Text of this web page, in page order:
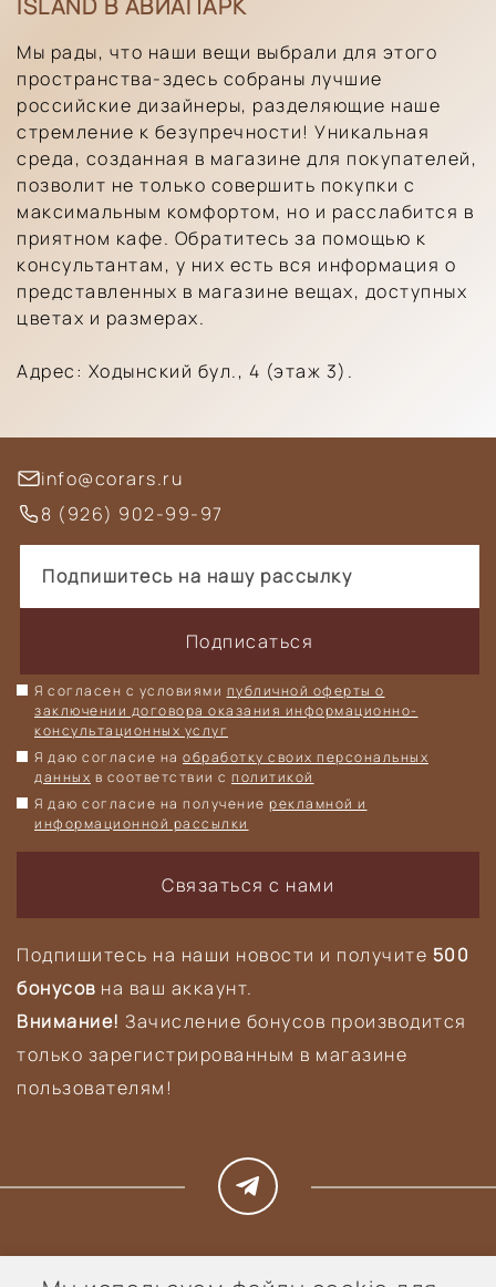
Мы рады, что наши вещи выбрали для этого
пространства-здесь собраны лучшие
российские дизайнеры, разделяющие наше
стремление к безупречности! Уникальная
среда, созданная в магазине для покупателей,
позволит не только совершить покупки с
максимальным комфортом, но и расслабится в
приятном кафе. Обратитесь за помощью к
консультантам, у них есть вся информация о
представленных в магазине вещах, доступных
цветах и размерах.
Адрес: Ходынский бул., 4 (этаж 3).
info@corars.ru
8 (926) 902-99-97
Подписаться
Я согласен с условиями публичной оферты о
заключении договора оказания информационно-
консультационных услуг
Я даю согласие на обработку своих персональных
данных в соответствии с политикой
Я даю согласие на получение рекламной и
информационной рассылки
Связаться с нами
Подпишитесь на наши новости и получите 500
бонусов на ваш аккаунт.
Внимание! Зачисление бонусов производится
только зарегистрированным в магазине
пользователям!